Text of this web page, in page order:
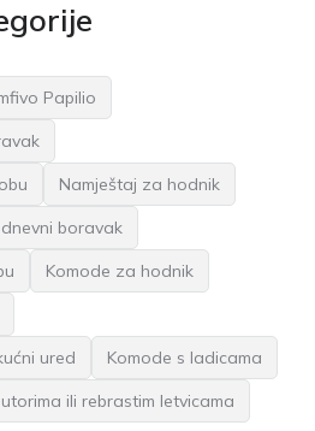
Papilio
Namještaj za hodnik
boravak
Komode za hodnik
ured
Komode s ladicama
ili rebrastim letvicama